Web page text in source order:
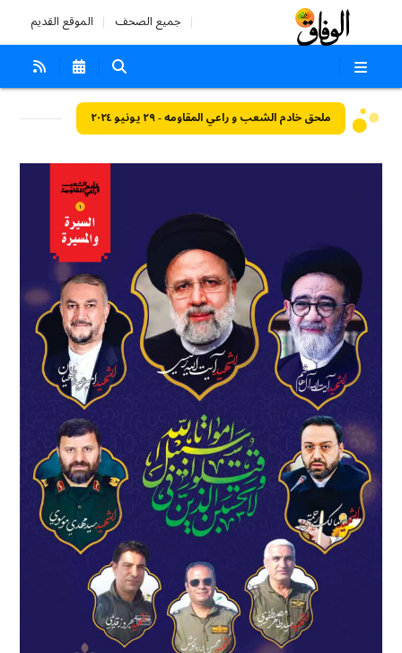
جميع الصحف الموقع القديم
ملحق خادم الشعب و راعي المقاومه - ٢٩ يونيو ٢٠٢٤